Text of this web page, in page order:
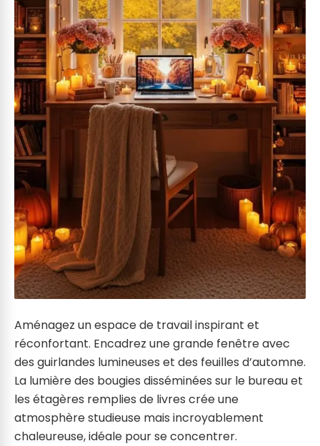
Aménagez un espace de travail inspirant et
réconfortant. Encadrez une grande fenêtre avec
des guirlandes lumineuses et des feuilles d’automne.
La lumière des bougies disséminées sur le bureau et
les étagères remplies de livres crée une
atmosphère studieuse mais incroyablement
chaleureuse, idéale pour se concentrer.